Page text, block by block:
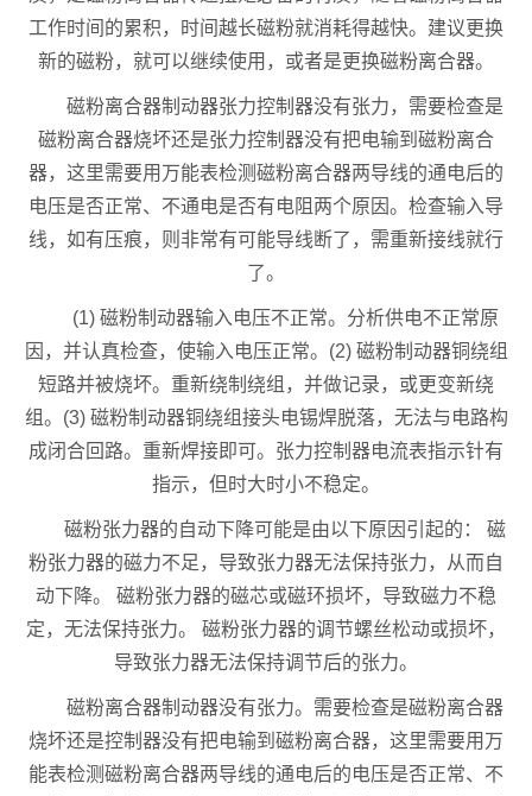
工作时间的累积，时间越长磁粉就消耗得越快。建议更换
新的磁粉，就可以继续使用，或者是更换磁粉离合器。
磁粉离合器制动器张力控制器没有张力，需要检查是
磁粉离合器烧坏还是张力控制器没有把电输到磁粉离合
器，这里需要用万能表检测磁粉离合器两导线的通电后的
电压是否正常、不通电是否有电阻两个原因。检查输入导
线，如有压痕，则非常有可能导线断了，需重新接线就行
了。
(1) 磁粉制动器输入电压不正常。分析供电不正常原
因，并认真检查，使输入电压正常。(2) 磁粉制动器铜绕组
短路并被烧坏。重新绕制绕组，并做记录，或更变新绕
组。(3) 磁粉制动器铜绕组接头电锡焊脱落，无法与电路构
成闭合回路。重新焊接即可。张力控制器电流表指示针有
指示，但时大时小不稳定。
磁粉张力器的自动下降可能是由以下原因引起的： 磁
粉张力器的磁力不足，导致张力器无法保持张力，从而自
动下降。 磁粉张力器的磁芯或磁环损坏，导致磁力不稳
定，无法保持张力。 磁粉张力器的调节螺丝松动或损坏，
导致张力器无法保持调节后的张力。
磁粉离合器制动器没有张力。需要检查是磁粉离合器
烧坏还是控制器没有把电输到磁粉离合器，这里需要用万
能表检测磁粉离合器两导线的通电后的电压是否正常、不